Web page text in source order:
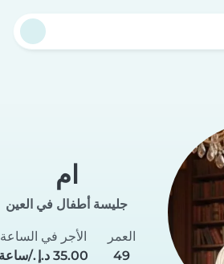
ام
جليسة أطفال في العين
العمر
49
الأجر في الساعة